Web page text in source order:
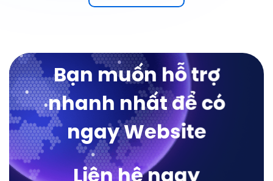
Bạn muốn hỗ trợ
nhanh nhất để có
ngay Website
Liên hệ ngay